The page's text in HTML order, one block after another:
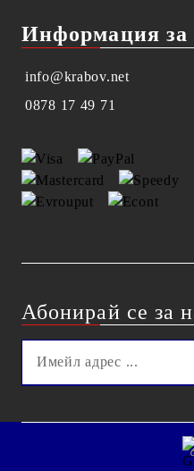
Информация за
info@krabov.net
0878 17 49 71
Абонирай се за